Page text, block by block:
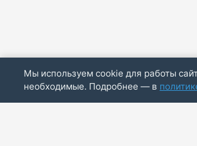
Мы используем cookie для работы
необходимые. Подробнее — в